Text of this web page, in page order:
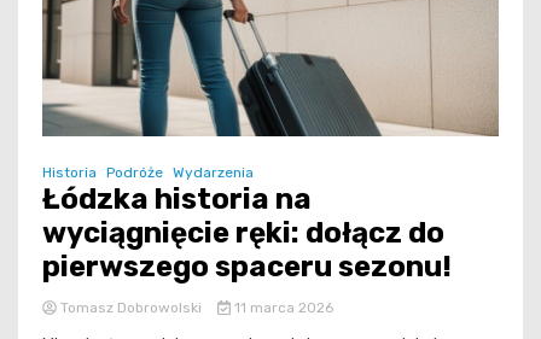
Historia Podróże Wydarzenia
Łódzka historia na
wyciągnięcie ręki: dołącz do
pierwszego spaceru sezonu!
Tomasz Dobrowolski 11 marca 2026